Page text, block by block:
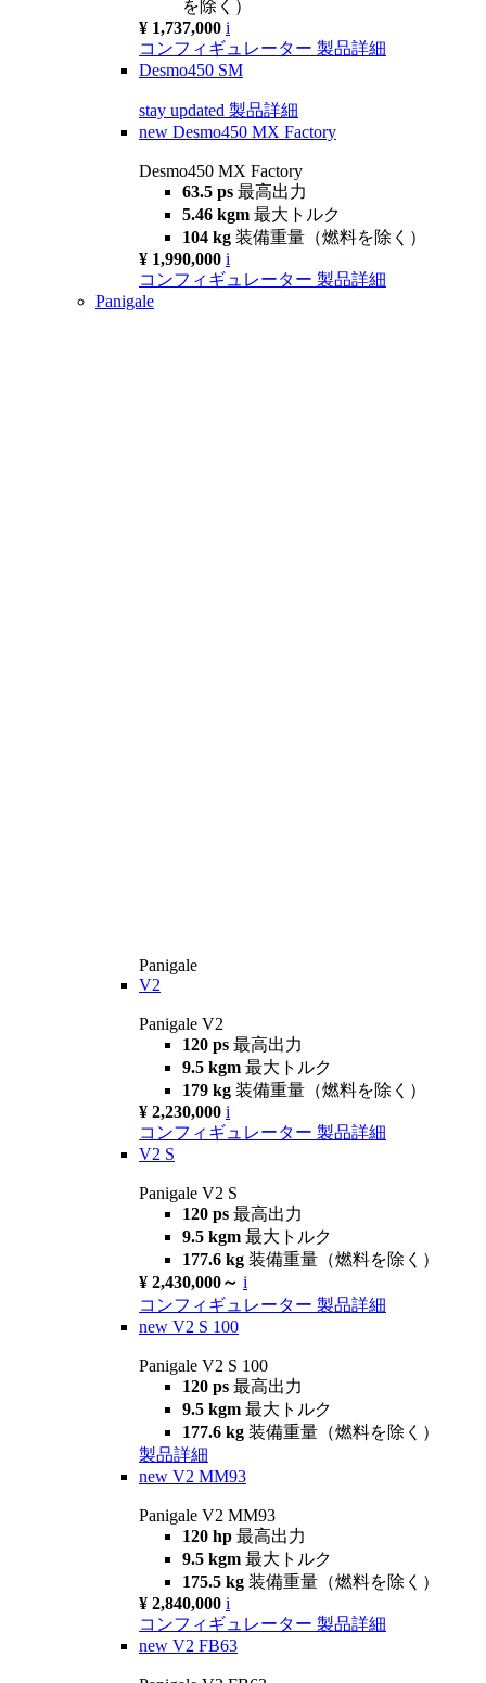
を除く）
¥ 1,737,000 i
コンフィギュレーター 製品詳細
Desmo450 SM
stay updated 製品詳細
new Desmo450 MX Factory
Desmo450 MX Factory
63.5 ps 最高出力
5.46 kgm 最大トルク
104 kg 装備重量（燃料を除く）
¥ 1,990,000 i
コンフィギュレーター 製品詳細
Panigale
Panigale
V2
Panigale V2
120 ps 最高出力
9.5 kgm 最大トルク
179 kg 装備重量（燃料を除く）
¥ 2,230,000 i
コンフィギュレーター 製品詳細
V2 S
Panigale V2 S
120 ps 最高出力
9.5 kgm 最大トルク
177.6 kg 装備重量（燃料を除く）
¥ 2,430,000～ i
コンフィギュレーター 製品詳細
new V2 S 100
Panigale V2 S 100
120 ps 最高出力
9.5 kgm 最大トルク
177.6 kg 装備重量（燃料を除く）
製品詳細
new V2 MM93
Panigale V2 MM93
120 hp 最高出力
9.5 kgm 最大トルク
175.5 kg 装備重量（燃料を除く）
¥ 2,840,000 i
コンフィギュレーター 製品詳細
new V2 FB63